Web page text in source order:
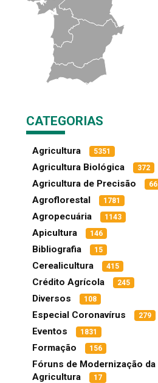
CATEGORIAS
Agricultura 5351
Agricultura Biológica 372
Agricultura de Precisão 66
Agroflorestal 1781
Agropecuária 1143
Apicultura 146
Bibliografia 15
Cerealicultura 415
Crédito Agrícola 245
Diversos 108
Especial Coronavírus 279
Eventos 1831
Formação 156
Fóruns de Modernização da
Agricultura
17